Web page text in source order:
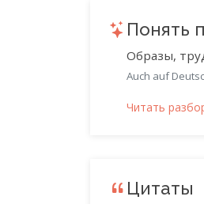
Понять
Образы,
Auch auf
Читать
Цитаты